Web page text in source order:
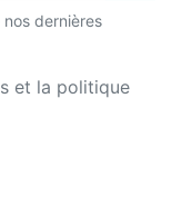
dernières
et la politique